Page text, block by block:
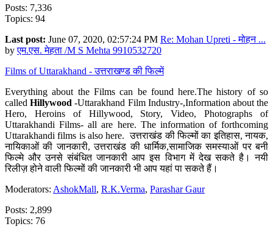
Posts: 7,336
Topics: 94
Last post: June 07, 2020, 02:57:24 PM Re: Mohan Upreti - मोहन ...
byएम.एस. मेहता /M S Mehta 9910532720
Films of Uttarakhand - उत्तराखण्ड की फिल्में
Everything about the Films can be found here.The history of so
calledHillywood-Uttarakhand Film Industry-,Information about the
Hero, Heroins of Hillywood, Story, Video, Photographs of
Uttarakhandi Films- all are here. The information of forthcoming
Uttarakhandi films is also here. उत्तराखंड की फिल्मों का इतिहास, नायक,
नायिकाओं की जानकारी, उत्तराखंड की धार्मिक,सामाजिक समस्याओं पर बनी
फिल्मे और उनसे संबंधित जानकारी आप इस विभाग में देख सकते है। नयी
रिलीज़ होने वाली फिल्मों की जानकारी भी आप यहां पा सकते हैं।
Moderators: AshokMall, R.K.Verma, Parashar Gaur
Posts: 2,899
Topics: 76